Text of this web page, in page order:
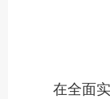
在全面